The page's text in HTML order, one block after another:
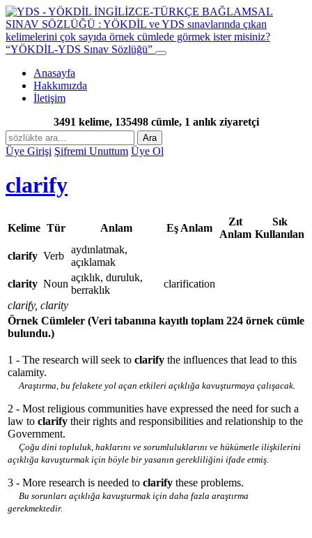
“YÖKDİL-YDS Sınav Sözlüğü”
Anasayfa
Hakkımızda
İletişim
3491 kelime, 135498 cümle, 1 anlık ziyaretçi
Ara
Üye Girişi Şifremi Unuttum Üye Ol
clarify
Kelime Tür Anlam Eş Anlam
Zıt
Anlam
Sık
Kullanılan
clarify Verb
aydınlatmak,
açıklamak
clarity Noun
açıklık, duruluk,
berraklık
clarification
clarify, clarity
Örnek Cümleler (Veri tabanına kayıtlı toplam 224 örnek cümle
bulundu.)
1 - The research will seek to clarify the influences that lead to this
calamity.
Araştırma, bu felakete yol açan etkileri açıklığa kavuşturmaya çalışacak.
2 - Most religious communities have expressed the need for such a
law to clarify their rights and responsibilities and relationship to the
Government.
Çoğu dini topluluk, haklarını ve sorumluluklarını ve hükümetle ilişkilerini
açıklığa kavuşturmak için böyle bir yasanın gerekliliğini ifade etmiş.
3 - More research is needed to clarify these problems.
Bu sorunları açıklığa kavuşturmak için daha fazla araştırma
gerekmektedir.